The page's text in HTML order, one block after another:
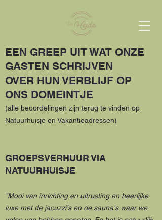
EEN GREEP UIT WAT ONZE
GASTEN SCHRIJVEN
OVER HUN VERBLIJF OP
ONS DOMEINTJE
(alle beoordelingen zijn terug te vinden op
Natuurhuisje en Vakantieadressen)
GROEPSVERHUUR VIA
NATUURHUISJE
"Mooi van inrichting en uitrusting en heerlijke
luxe met de jacuzzi's en de sauna's waar we